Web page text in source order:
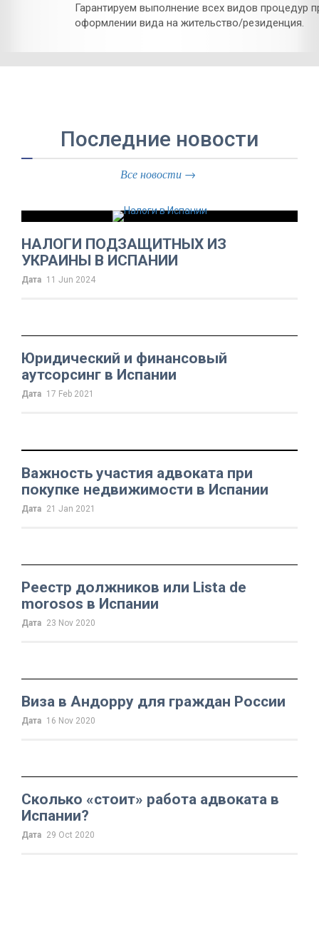
Гарантируем выполнение всех видов процедур
оформлении вида на жительство/резиденция.
Последние новости
Все новости →
НАЛОГИ ПОДЗАЩИТНЫХ ИЗ
УКРАИНЫ В ИСПАНИИ
Дата 11 Jun 2024
Юридический и финансовый
аутсорсинг в Испании
Дата 17 Feb 2021
Важность участия адвоката при
покупке недвижимости в Испании
Дата 21 Jan 2021
Реестр должников или Lista de
morosos в Испании
Дата 23 Nov 2020
Виза в Андорру для граждан России
Дата 16 Nov 2020
Сколько «стоит» работа адвоката в
Испании?
Дата 29 Oct 2020